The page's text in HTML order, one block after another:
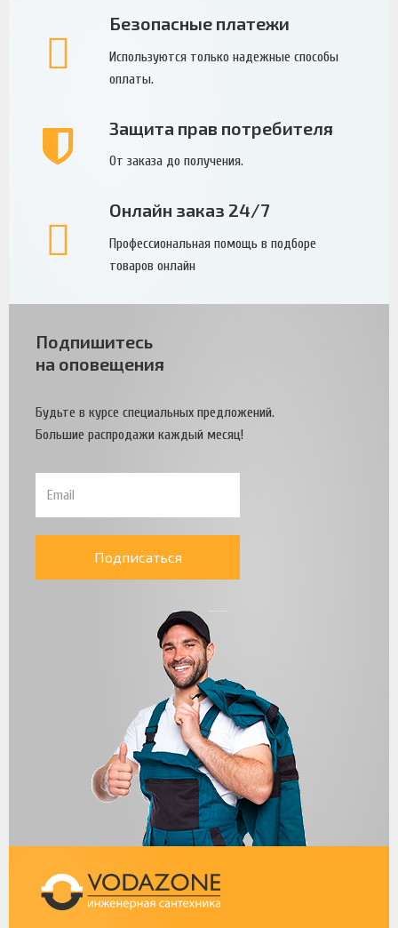
Безопасные платежи
Используются только надежные способы
оплаты.
Защита прав потребителя
От заказа до получения.
Онлайн заказ 24/7
Профессиональная помощь в подборе
товаров онлайн
Подпишитесь
на оповещения
Будьте в курсе специальных предложений.
Большие распродажи каждый месяц!
Подписаться